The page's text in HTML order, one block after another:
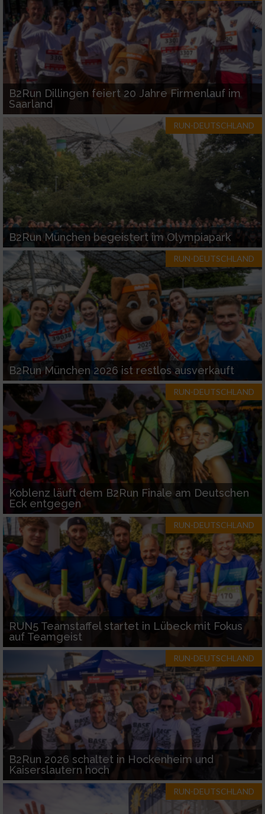
B2Run Dillingen feiert 20 Jahre Firmenlauf im
Saarland
RUN-DEUTSCHLAND
B2Run München begeistert im Olympiapark
RUN-DEUTSCHLAND
B2Run München 2026 ist restlos ausverkauft
RUN-DEUTSCHLAND
Koblenz läuft dem B2Run Finale am Deutschen
Eck entgegen
RUN-DEUTSCHLAND
RUN5 Teamstaffel startet in Lübeck mit Fokus
auf Teamgeist
RUN-DEUTSCHLAND
B2Run 2026 schaltet in Hockenheim und
Kaiserslautern hoch
RUN-DEUTSCHLAND
Verwendung reduzierter Daten zur Auswahl
von Inhalten
IAB-Besonderheiten:
Verwendung genauer Standortdaten
Geräte anhand von aktiv angeforderten
Informationen identifizieren
Nicht-IAB-Verarbeitungszwecke:
Notwendig
Performance
Funktional
Werbung